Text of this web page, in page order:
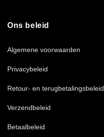
Ons beleid
Algemene voorwaarden
Privacybeleid
Retour- en terugbetalingsbeleid
Verzendbeleid
Betaalbeleid